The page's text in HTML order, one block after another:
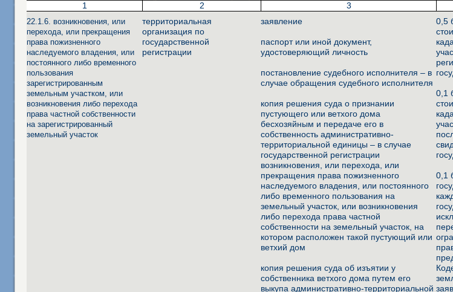
1 2 3
22.1.6. возникновения, или
перехода, или прекращения
права пожизненного
наследуемого владения, или
постоянного либо временного
пользования
зарегистрированным
земельным участком, или
возникновения либо перехода
права частной собственности
на зарегистрированный
земельный участок
территориальная
организация по
государственной
регистрации
заявление
паспорт или иной документ,
удостоверяющий личность
постановление судебного исполнителя – в
случае обращения судебного исполнителя
копия решения суда о признании
пустующего или ветхого дома
бесхозяйным и передаче его в
собственность административно-
территориальной единицы – в случае
государственной регистрации
возникновения, или перехода, или
прекращения права пожизненного
наследуемого владения, или постоянного
либо временного пользования на
земельный участок, или возникновения
либо перехода права частной
собственности на земельный участок, на
котором расположен такой пустующий или
ветхий дом
копия решения суда об изъятии у
собственника ветхого дома путем его
выкупа административно-территориальной
0,5
0,1
0,1